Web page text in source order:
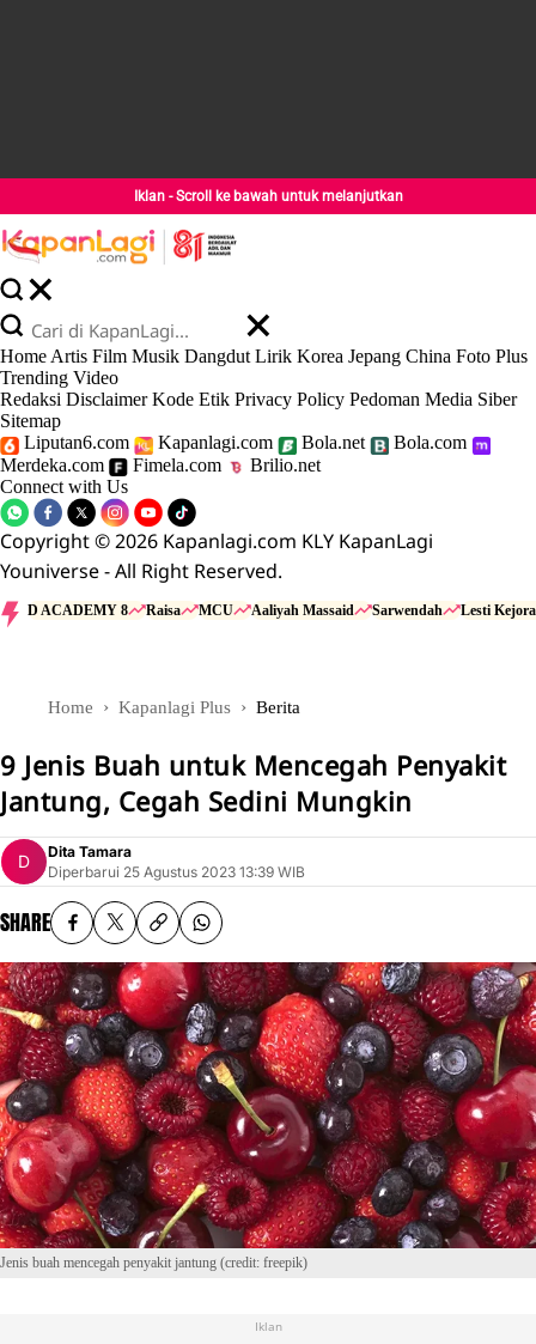
Iklan - Scroll ke bawah untuk melanjutkan
Home Artis Film Musik Dangdut Lirik Korea Jepang China Foto Plus
Trending Video
Redaksi Disclaimer Kode Etik Privacy Policy Pedoman Media Siber
Sitemap
Liputan6.com
Kapanlagi.com Bola.net
Bola.com
Merdeka.com
Fimela.com
Brilio.net
Connect with Us
Copyright © 2026 Kapanlagi.com KLY KapanLagi
Youniverse - All Right Reserved.
D ACADEMY 8 Raisa MCU Aaliyah Massaid Sarwendah Lesti Kejora
Home Kapanlagi Plus Berita
9 Jenis Buah untuk Mencegah Penyakit
Jantung, Cegah Sedini Mungkin
Dita Tamara
Diperbarui 25 Agustus 2023 13:39 WIB
SHARE
Jenis buah mencegah penyakit jantung (credit: freepik)
Iklan